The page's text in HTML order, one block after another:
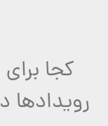
کجا
رویدادها